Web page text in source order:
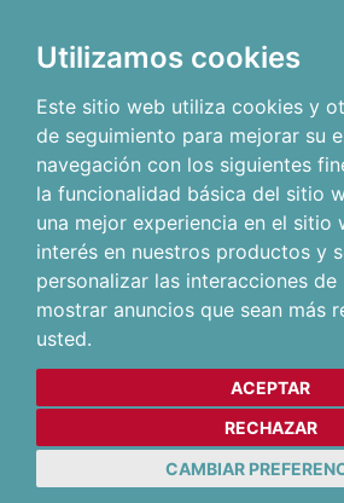
Utilizamos cookies
Este sitio web utiliza cookies y
de seguimiento para mejorar su
navegación con los siguientes
la funcionalidad básica del sitio
una mejor experiencia en el sitio
interés en nuestros productos y
personalizar las interacciones de
mostrar anuncios que sean más
usted.
ACEPTAR
RECHAZAR
CAMBIAR